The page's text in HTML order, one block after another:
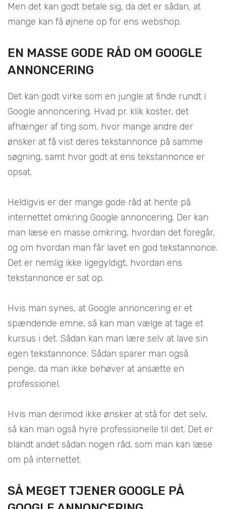
Men det kan godt betale sig, da det er sådan, at
mange kan få øjnene op for ens webshop.
EN MASSE GODE RÅD OM GOOGLE
ANNONCERING
Det kan godt virke som en jungle at finde rundt i
Google annoncering. Hvad pr. klik koster, det
afhænger af ting som, hvor mange andre der
ønsker at få vist deres tekstannonce på samme
søgning, samt hvor godt at ens tekstannonce er
opsat.
Heldigvis er der mange gode råd at hente på
internettet omkring Google annoncering. Der kan
man læse en masse omkring, hvordan det foregår,
og om hvordan man får lavet en god tekstannonce.
Det er nemlig ikke ligegyldigt, hvordan ens
tekstannonce er sat op.
Hvis man synes, at Google annoncering er et
spændende emne, så kan man vælge at tage et
kursus i det. Sådan kan man lære selv at lave sin
egen tekstannonce. Sådan sparer man også
penge, da man ikke behøver at ansætte en
professionel.
Hvis man derimod ikke ønsker at stå for det selv,
så kan man også hyre professionelle til det. Det er
blandt andet sådan nogen råd, som man kan læse
om på internettet.
SÅ MEGET TJENER GOOGLE PÅ